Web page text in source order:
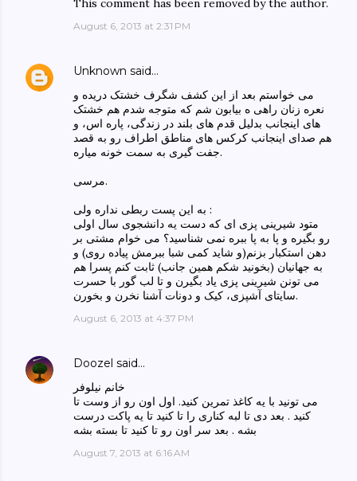
August 6, 2013 at 2:31 PM
Unknown said…
می خواستم بعد از این کشف شگرف خشتک دریده و
نعره زنان راهی ه بیابون شم که متوجه شدم هم خشتک
های اینجانب بدلیل قدم های بلند در زندگی، پاره اس، و
هم صدای اینجانب کرکس های مناطق اطراف رو به قصد
جفت گیری به سمت خونه میاره.
مرسی.
به این پست ربطی نداره ولی :
متود شیرینی پزی ای که دست یه دانشجوی سال اولی
رو بگیره و پا به پا ببره نمی شناسید؟ می خوام مشتی بر
دهن استکبار بزنم(و شاید کمی شبا ببرمش پیاده روی) و
به جهانیان (بخونید شکم همین جانب) ثابت کنم پسرا هم
می تونن شیرینی پزی یاد بگیرن و تا لب گور با حسرت
سایتای آشپزی، کیک و دونات آشنا نخرن و بخورن.
August 6, 2013 at 4:37 PM
Doozel said…
خانم نیلوفر
می تونید با یه کاغذ تمرین کنید. اول اون رو از وست تا
کنید . بعد دی تا لبه کناری را تا کنید تا یه پاکت درست
بشه . بعد سر اون رو تا کنید تا بسته بشه
August 7, 2013 at 6:16 AM